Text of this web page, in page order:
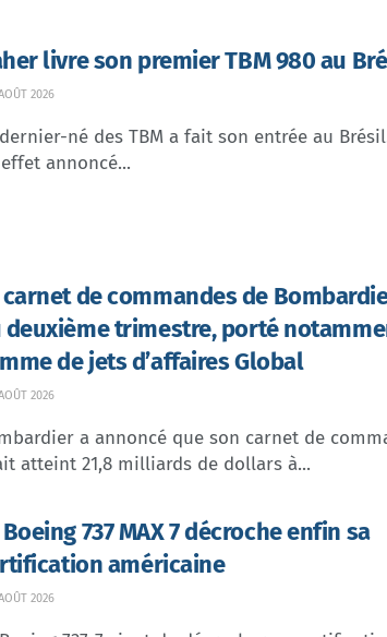
livre son premier TBM 980 au
2026
né des TBM a fait son entrée au
annoncé...
carnet de commandes de
deuxième trimestre, porté
de jets d’affaires Global
2026
a annoncé que son carnet de
atteint 21,8 milliards de dollars à...
Boeing 737 MAX 7 décroche enfin sa
américaine
2026